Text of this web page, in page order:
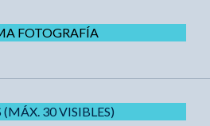
FOTOGRAFÍA
(MÁX. 30 VISIBLES)